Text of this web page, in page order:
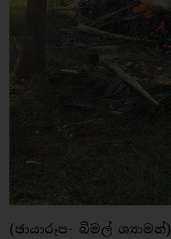
(ඡායාරූප- බිමල් ශ්‍යාමන්)